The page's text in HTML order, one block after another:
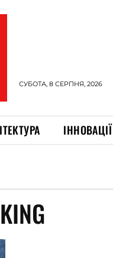
СУБОТА, 8 СЕРПНЯ, 2026
ІННОВАЦІЇ